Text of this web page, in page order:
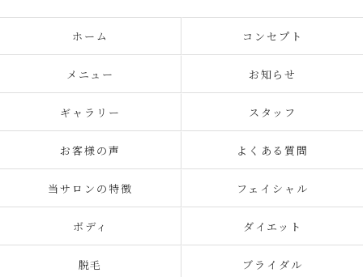
ホーム コンセプト
メニュー お知らせ
ギャラリー スタッフ
お客様の声 よくある質問
当サロンの特徴 フェイシャル
ボディ ダイエット
脱毛 ブライダル